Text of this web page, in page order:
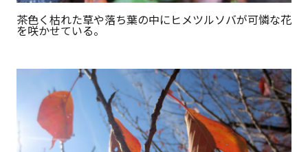
茶色く枯れた草や落ち葉の中にヒメツルソバが可憐な花
を咲かせている。